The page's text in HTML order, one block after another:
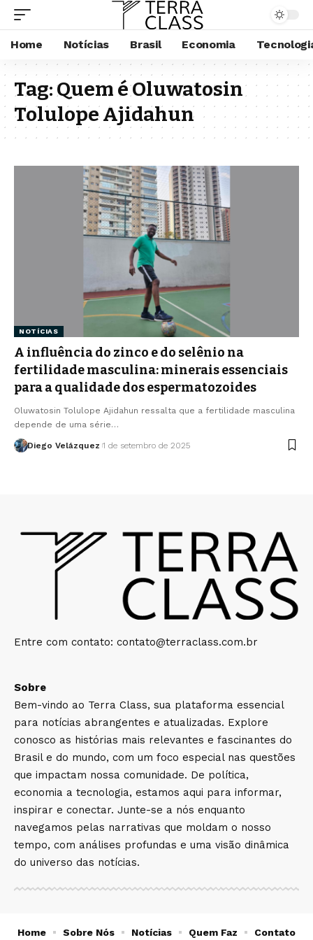
Home Notícias Brasil Economia
Tag:Quem é Oluwatosin
Tolulope Ajidahun
NOTÍCIAS
A influência do zinco e do selênio na
fertilidade masculina: minerais essenciais
para a qualidade dos espermatozoides
Oluwatosin Tolulope Ajidahun ressalta que a fertilidade masculina
depende de uma série…
Diego Velázquez 1 de setembro de 2025
Entre com contato: contato@terraclass.com.br
Sobre
Bem-vindo ao Terra Class, sua plataforma essencial
para notícias abrangentes e atualizadas. Explore
conosco as histórias mais relevantes e fascinantes do
Brasil e do mundo, com um foco especial nas questões
que impactam nossa comunidade. De política,
economia a tecnologia, estamos aqui para informar,
inspirar e conectar. Junte-se a nós enquanto
navegamos pelas narrativas que moldam o nosso
tempo, com análises profundas e uma visão dinâmica
do universo das notícias.
Home Sobre Nós Notícias Quem Faz Contato